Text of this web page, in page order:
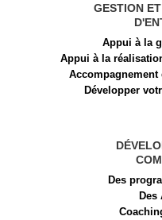
GESTION
Appui à la
Appui à la
Accompagnement
Développer
Des
Des